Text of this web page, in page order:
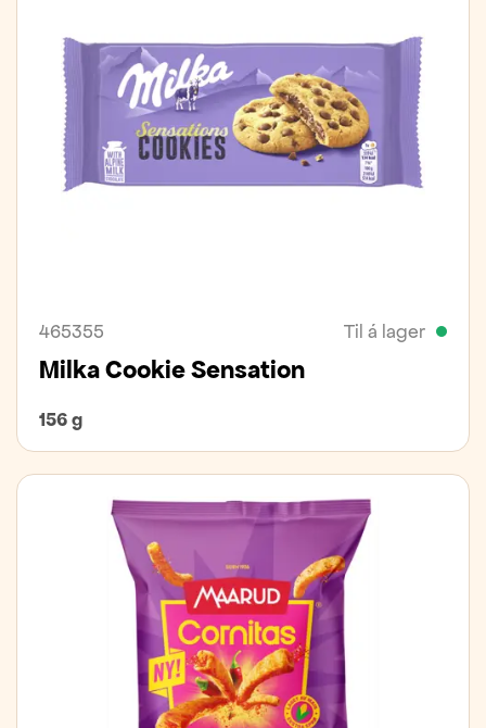
465355 Til á lager
Milka Cookie Sensation
156 g